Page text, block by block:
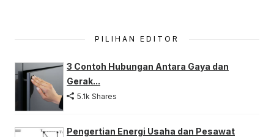
PILIHAN EDITOR
3 Contoh Hubungan Antara Gaya dan
Gerak...
5.1k Shares
Pengertian Energi Usaha dan Pesawat